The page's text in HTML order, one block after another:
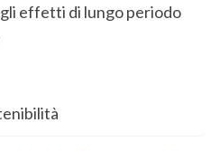
effetti di lungo periodo